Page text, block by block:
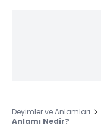
Deyimler ve Anlamları
Anlamı Nedir?